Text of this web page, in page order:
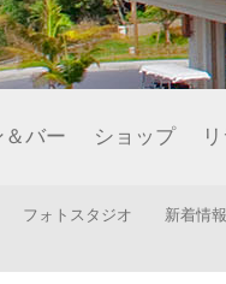
＆バー ショップ
フォトスタジオ 新着情報